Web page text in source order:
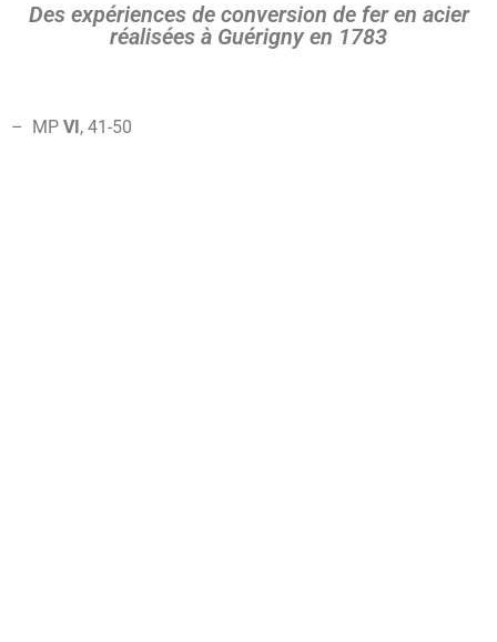
Des expériences de conversion de fer en acier
réalisées à Guérigny en 1783
– MP VI, 41-50